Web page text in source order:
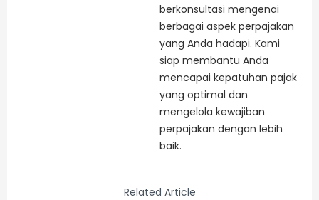
berkonsultasi mengenai
berbagai aspek perpajakan
yang Anda hadapi. Kami
siap membantu Anda
mencapai kepatuhan pajak
yang optimal dan
mengelola kewajiban
perpajakan dengan lebih
baik.
Related Article